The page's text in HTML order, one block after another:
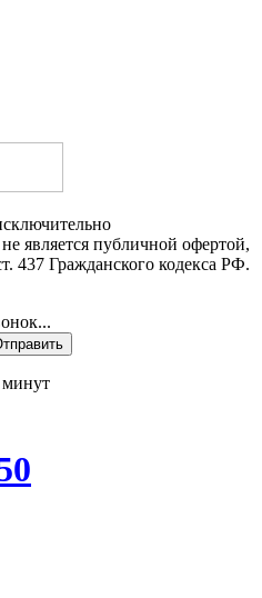
является публичной офертой,
437 Гражданского кодекса РФ.